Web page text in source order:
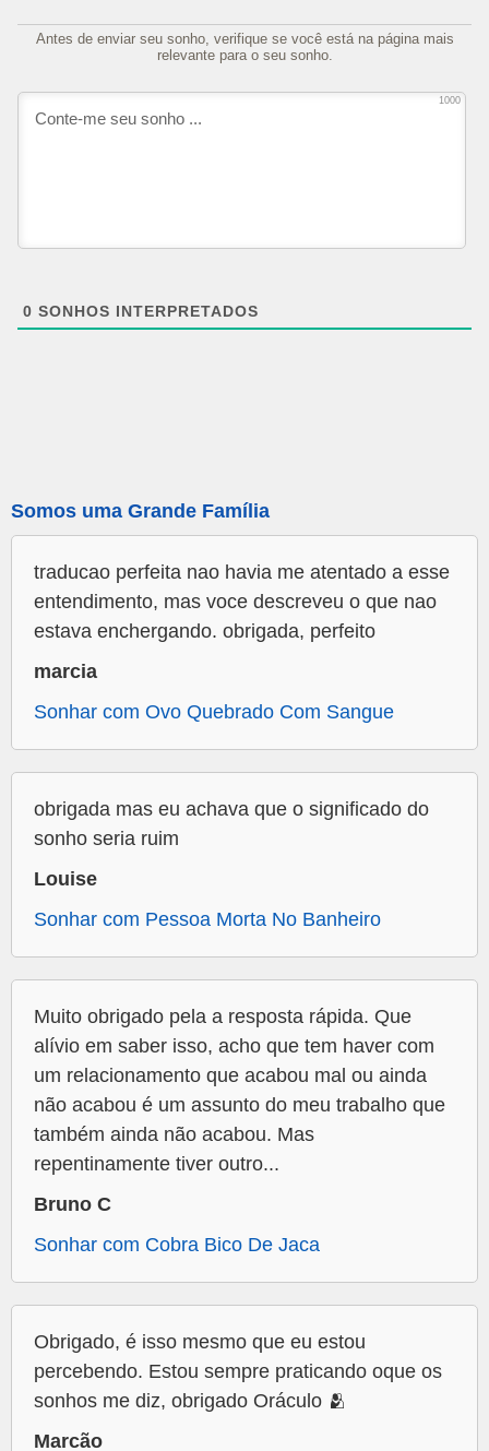
Antes de enviar seu sonho, verifique se você está na página mais
relevante para o seu sonho.
1000
0 SONHOS INTERPRETADOS
Somos uma Grande Família
traducao perfeita nao havia me atentado a esse
entendimento, mas voce descreveu o que nao
estava enchergando. obrigada, perfeito
marcia
Sonhar com Ovo Quebrado Com Sangue
obrigada mas eu achava que o significado do
sonho seria ruim
Louise
Sonhar com Pessoa Morta No Banheiro
Muito obrigado pela a resposta rápida. Que
alívio em saber isso, acho que tem haver com
um relacionamento que acabou mal ou ainda
não acabou é um assunto do meu trabalho que
também ainda não acabou. Mas
repentinamente tiver outro...
Bruno C
Sonhar com Cobra Bico De Jaca
Obrigado, é isso mesmo que eu estou
percebendo. Estou sempre praticando oque os
sonhos me diz, obrigado Oráculo 🫂
Marcão